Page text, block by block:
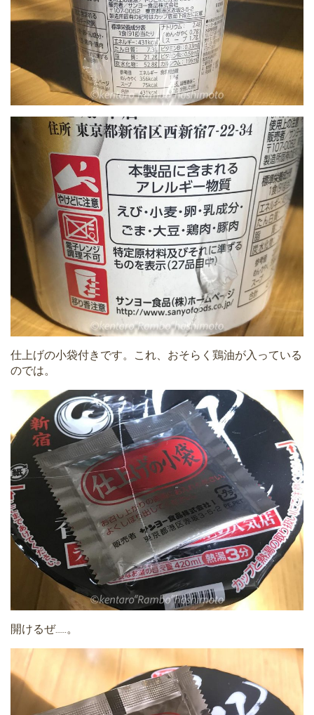
仕上げの小袋付きです。これ、おそらく鶏油が入っている
のでは。
開けるぜ……。